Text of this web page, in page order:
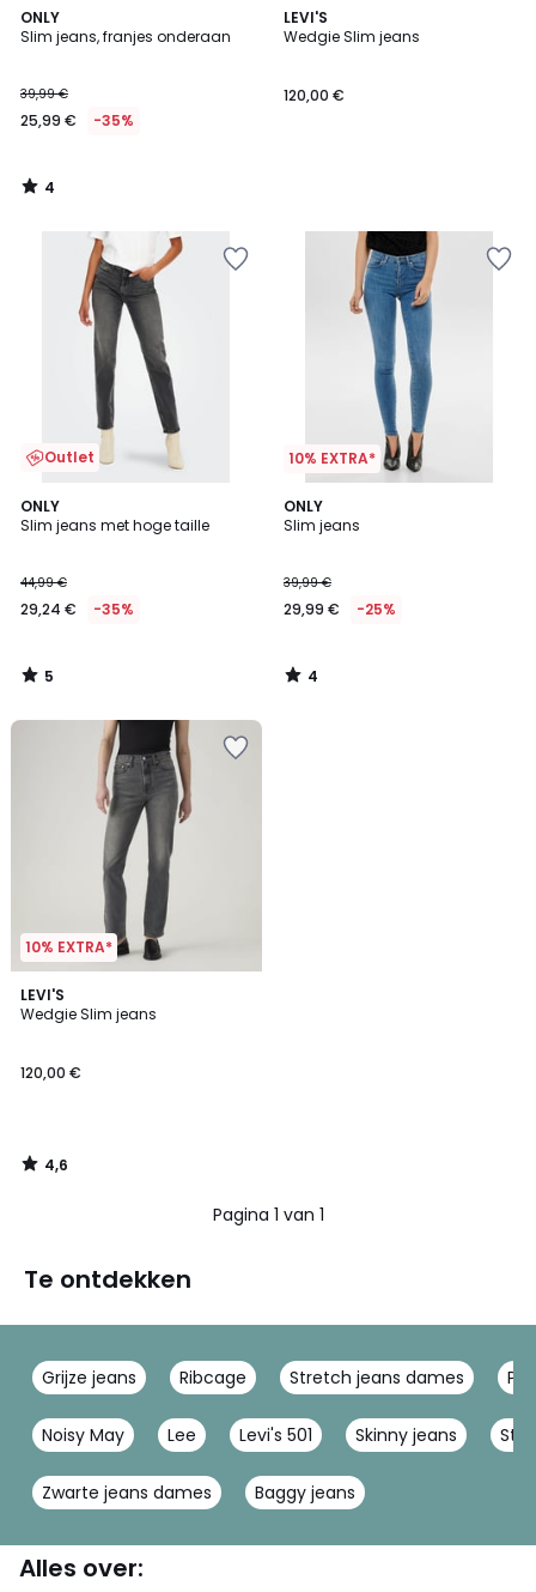
ONLY
Slim jeans, franjes onderaan
39,99 €
25,99 € -35%
4
/
4
/
LEVI'S
Wedgie Slim jeans
120,00 €
Outlet
ONLY
Slim jeans met hoge taille
44,99 €
29,24 € -35%
5
/
5
/
10% EXTRA*
ONLY
Slim jeans
39,99 €
29,99 € -25%
4
/
4
/
10% EXTRA*
LEVI'S
Wedgie Slim jeans
120,00 €
4,6
/ 5
4,6
/
Pagina 1 van 1
Te ontdekken
Grijze jeans Ribcage Stretch jeans dames
Noisy May Lee Levi's 501 Skinny jeans
Zwarte jeans dames Baggy jeans
Alles over: